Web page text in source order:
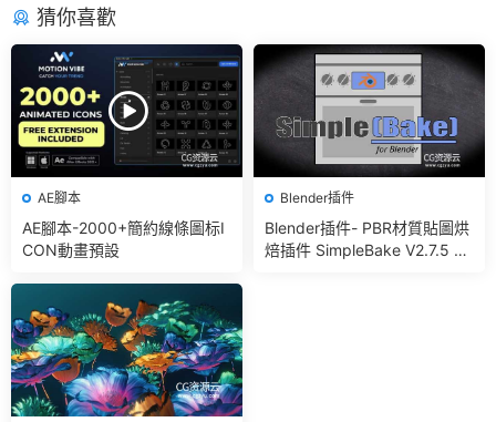
猜你喜歡
AE腳本
AE腳本-2000+簡約線條圖标I
CON動畫預設
Blender插件
Blender插件- PBR材質貼圖烘
焙插件 SimpleBake V2.7.5 –